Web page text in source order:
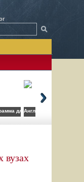
для врачей)
Англо-американский
вузах